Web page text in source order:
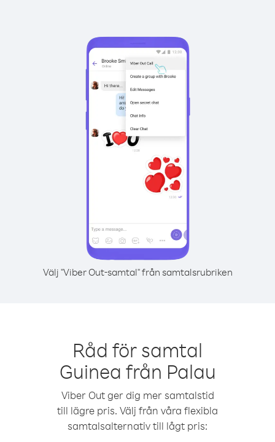
Välj "Viber Out-samtal" från samtalsrubriken
Råd för samtal
Guinea från Palau
Viber Out ger dig mer samtalstid
till lägre pris. Välj från våra flexibla
samtalsalternativ till lågt pris: